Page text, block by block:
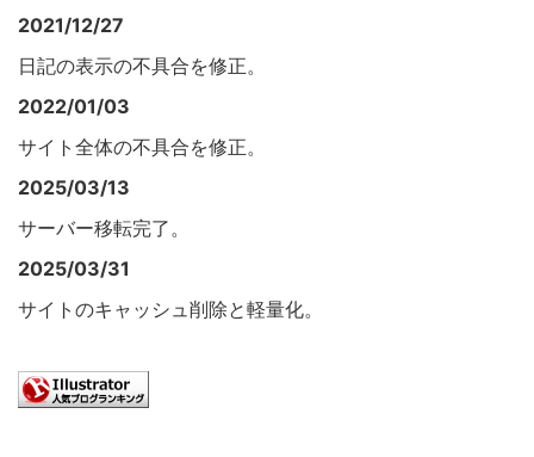
2021/12/27
日記の表示の不具合を修正。
2022/01/03
サイト全体の不具合を修正。
2025/03/13
サーバー移転完了。
2025/03/31
サイトのキャッシュ削除と軽量化。